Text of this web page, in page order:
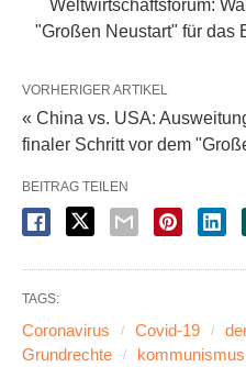
Weltwirtschaftsforum:
"Großen Neustart" für das
VORHERIGER ARTIKEL
« China vs. USA:
finaler Schritt vor dem
BEITRAG TEILEN
TAGS:
Coronavirus Covid-19
Grundrechte
kommunismus